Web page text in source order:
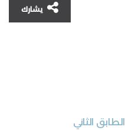
يشارك
الطابق الثاني